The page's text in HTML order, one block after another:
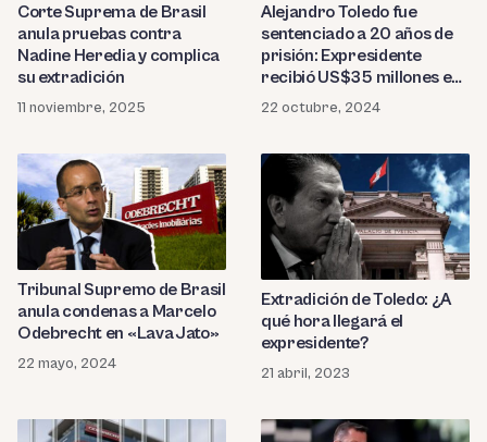
Corte Suprema de Brasil
anula pruebas contra
Nadine Heredia y complica
su extradición
11 noviembre, 2025
Alejandro Toledo fue
sentenciado a 20 años de
prisión: Expresidente
recibió US$35 millones en
sobornos por caso
Odebrecht
22 octubre, 2024
Tribunal Supremo de Brasil
anula condenas a Marcelo
Odebrecht en «Lava Jato»
22 mayo, 2024
Extradición de Toledo: ¿A
qué hora llegará el
expresidente?
21 abril, 2023